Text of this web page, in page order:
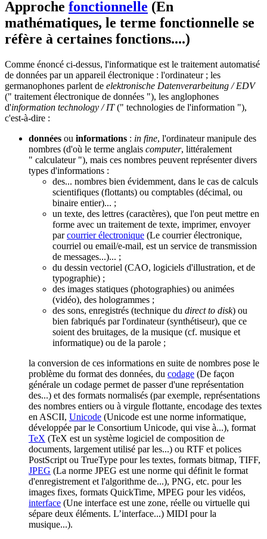
Approche fonctionnelle (En
mathématiques, le terme fonctionnelle se
réfère à certaines fonctions....)
Comme énoncé ci-dessus, l'informatique est le traitement automatisé
de données par un appareil électronique : l'ordinateur ; les
germanophones parlent de elektronische Datenverarbeitung / EDV
(" traitement électronique de données "), les anglophones
d'information technology / IT(" technologies de l'information "),
c'est-à-dire :
données ou informations : in fine, l'ordinateur manipule des
nombres (d'où le terme anglais computer, littéralement
" calculateur "), mais ces nombres peuvent représenter divers
types d'informations :
des... nombres bien évidemment, dans le cas de calculs
scientifiques (flottants) ou comptables (décimal, ou
binaire entier)... ;
un texte, des lettres (caractères), que l'on peut mettre en
forme avec un traitement de texte, imprimer, envoyer
parcourrier électronique (Le courrier électronique,
courriel ou email/e-mail, est un service de transmission
de messages...)... ;
du dessin vectoriel (CAO, logiciels d'illustration, et de
typographie) ;
des images statiques (photographies) ou animées
(vidéo), des hologrammes ;
des sons, enregistrés (technique du direct to disk) ou
bien fabriqués par l'ordinateur (synthétiseur), que ce
soient des bruitages, de la musique (cf. musique et
informatique) ou de la parole ;
la conversion de ces informations en suite de nombres pose le
problème du format des données, du codage (De façon
générale un codage permet de passer d'une représentation
des...) et des formats normalisés (par exemple, représentations
des nombres entiers ou à virgule flottante, encodage des textes
en ASCII, Unicode (Unicode est une norme informatique,
développée par le Consortium Unicode, qui vise à...), format
TeX (TeX est un système logiciel de composition de
documents, largement utilisé par les...) ou RTF et polices
PostScript ou TrueType pour les textes, formats bitmap, TIFF,
JPEG (La norme JPEG est une norme qui définit le format
d'enregistrement et l'algorithme de...), PNG, etc. pour les
images fixes, formats QuickTime, MPEG pour les vidéos,
interface (Une interface est une zone, réelle ou virtuelle qui
sépare deux éléments. L’interface...) MIDI pour la
musique...).